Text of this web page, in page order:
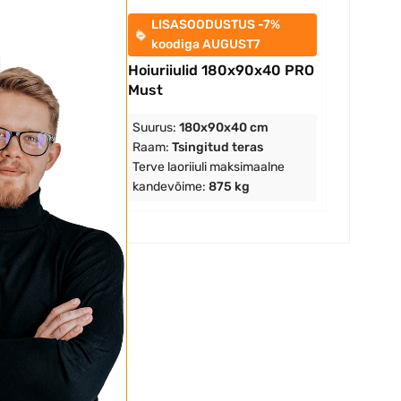
LISASOODUSTUS -7%
koodiga AUGUST7
Hoiuriiulid 180x90x40 PRO
Must
Suurus: 180x90x40 cm
Raam: Tsingitud teras
Terve laoriiuli maksimaalne
kandevõime: 875 kg